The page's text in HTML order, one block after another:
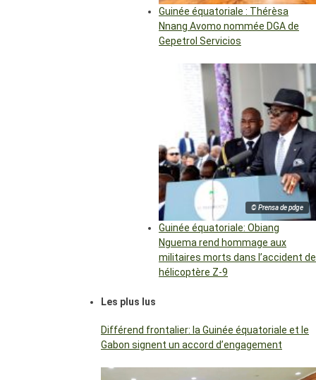
Guinée équatoriale : Thérèsa
Nnang Avomo nommée DGA de
Gepetrol Servicios
© Prensa de pdge
Guinée équatoriale: Obiang
Nguema rend hommage aux
militaires morts dans l’accident de
hélicoptère Z-9
Les plus lus
Différend frontalier: la Guinée équatoriale et le
Gabon signent un accord d’engagement